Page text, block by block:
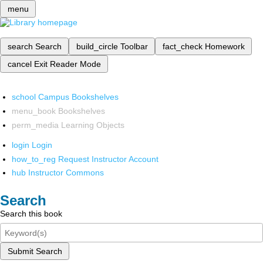
menu
search Search build_circle Toolbar fact_check Homework
cancel Exit Reader Mode
school Campus Bookshelves
menu_book Bookshelves
perm_media Learning Objects
login Login
how_to_reg Request Instructor Account
hub Instructor Commons
Search
Search this book
Submit Search